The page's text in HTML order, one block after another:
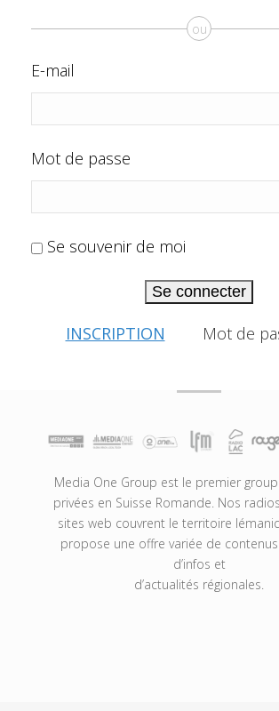
ou
E-mail
Mot de passe
Se souvenir de moi
Se connecter
INSCRIPTION Mot de
Media One Group est le premier
privées en Suisse Romande. Nos
sites web couvrent le territoire
propose une offre variée de
d’infos et
d’actualités régionales.